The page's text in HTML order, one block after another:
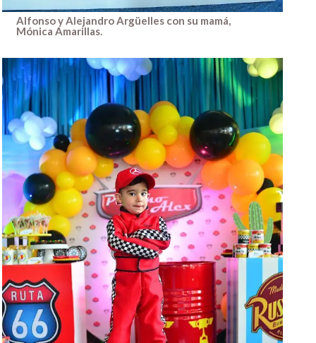
Alfonso y Alejandro Argüelles con su mamá,
Mónica Amarillas.